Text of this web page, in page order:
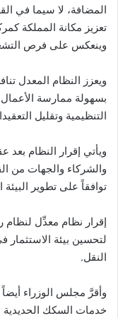
المضافة، لا سيما في
تعزيز مكانة المملكة
وينعكس على فرص
ويعزز النظام المعدل
بسهولة ممارسة الأعمال
التنظيمية وتقليل
ويأتي إقرار النظام
والشركاء والجهات من
توافقاً على تطوير
إقرار نظام معدِّل
لتحسين بيئة
النقل.
وأقرَّ مجلس الوزراء
خدمات السكك الحديدية لسنة